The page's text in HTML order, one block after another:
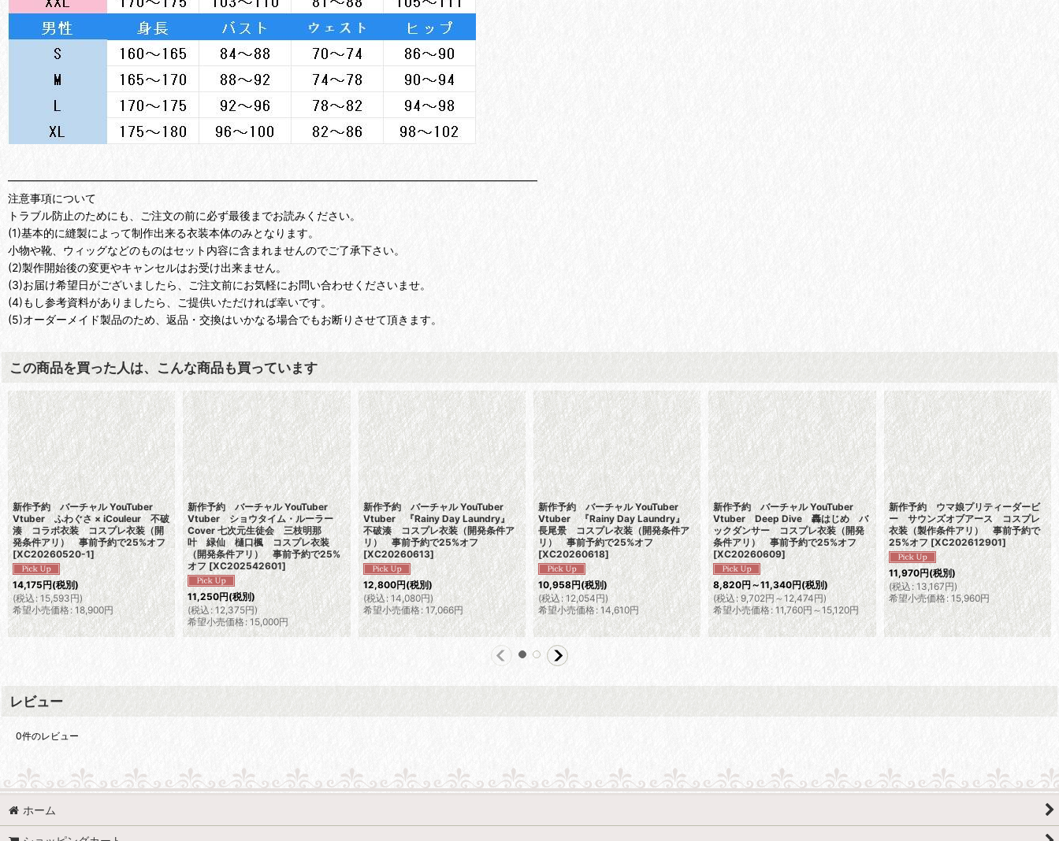
━━━━━━━━━━━━━━━━━━━━━━━━━━━━━━━━━━━━━━━━━━━━━━━━
注意事項について
トラブル防止のためにも、ご注文の前に必ず最後までお読みください。
(1)基本的に縫製によって制作出来る衣装本体のみとなります。
小物や靴、ウィッグなどのものはセット内容に含まれませんのでご了承下さい。
(2)製作開始後の変更やキャンセルはお受け出来ません。
(3)お届け希望日がございましたら、ご注文前にお気軽にお問い合わせくださいませ。
(4)もし参考資料がありましたら、ご提供いただければ幸いです。
(5)オーダーメイド製品のため、返品・交換はいかなる場合でもお断りさせて頂きます。
この商品を買った人は、こんな商品も買っています
新作予約 バーチャル YouTuber
Vtuber ふわぐさ × iCouleur 不破
湊 コラボ衣装 コスプレ衣装（開
発条件アリ） 事前予約で25%オフ
[XC20260520-1]
14,175円(税別)
(税込: 15,593円)
希望小売価格 : 18,900円
新作予約 バーチャル YouTuber
Vtuber ショウタイム・ルーラー
Cover 七次元生徒会 三枝明那
叶 緑仙 樋口楓 コスプレ衣装
（開発条件アリ） 事前予約で25%
オフ [XC202542601]
11,250円(税別)
(税込 : 12,375円)
希望小売価格: 15,000円
新作予約 バーチャル YouTuber
Vtuber 『Rainy Day Laundry』
不破湊 コスプレ衣装（開発条件ア
リ） 事前予約で25%オフ
[XC20260613]
12,800円(税別)
(税込: 14,080円)
希望小売価格: 17,066円
新作予約 バーチャル YouTuber
Vtuber 『Rainy Day Laundry』
長尾景 コスプレ衣装（開発条件ア
リ） 事前予約で25%オフ
[XC20260618]
10,958円(税別)
(税込: 12,054円)
希望小売価格: 14,610円
新作予約 バーチャル YouTuber
Vtuber Deep Dive 轟はじめ バ
ックダンサー コスプレ衣装（開発
条件アリ） 事前予約で25%オフ
[XC20260609]
8,820円 ～11,340円(税別)
(税込: 9,702円 ～12,474円)
希望小売価格: 11,760円～15,120円
新作予約 ウマ娘プリティーダービ
ー サウンズオブアース コスプレ
衣装（製作条件アリ） 事前予約で
25%オフ [XC202612901]
11,970円(税別)
(税込: 13,167円)
希望小売価格: 15,960円
レビュー
0件のレビュー
ホーム